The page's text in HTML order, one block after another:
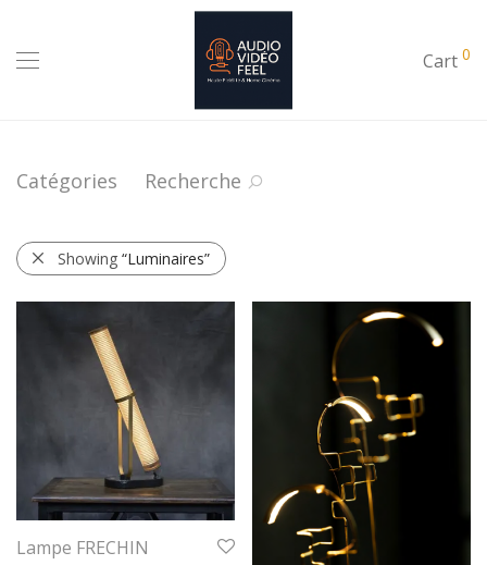
Cart 0
Catégories Recherche
Showing “Luminaires”
Lampe FRECHIN